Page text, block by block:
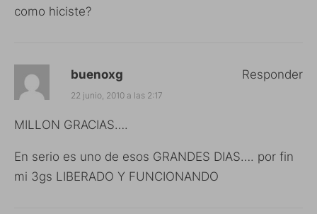
como hiciste?
buenoxg
22 junio, 2010 a las 2:17
MILLON GRACIAS….
En serio es uno de esos GRANDES DIAS…. por fin
mi 3gs LIBERADO Y FUNCIONANDO
Responder